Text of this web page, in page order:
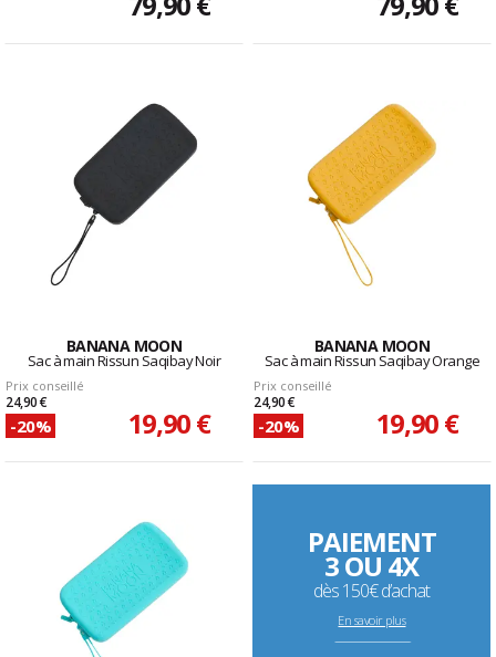
BANANA MOON
Sac à main Rissun Saqibay Noir
Prix conseillé
24,90 €
-20% 19,90 €
BANANA MOON
Sac à main Rissun Saqibay Orange
Prix conseillé
24,90 €
-20% 19,90 €
PAIEMENT
3 OU 4X
dès 150€ d’achat
En savoir plus
--------------------------------------------------------------------